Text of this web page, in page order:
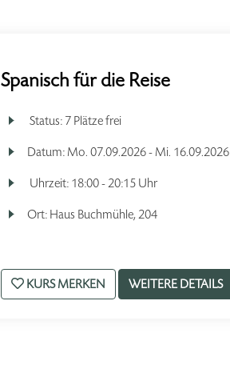
Spanisch für die Reise
Status: 7 Plätze frei
Datum: Mo. 07.09.2026 - Mi. 16.09.2026
Uhrzeit: 18:00 - 20:15 Uhr
Ort: Haus Buchmühle, 204
KURS MERKEN WEITERE DETAILS